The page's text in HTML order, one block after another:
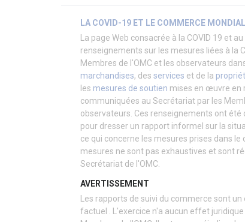
LA COVID-19 ET LE COMMERCE MONDIAL
La page Web consacrée à la COVID 19 et
renseignements sur les mesures liées à la
Membres de l'OMC et les observateurs
marchandises, des services et de la
les mesures de soutien mises en œuvre en
communiquées au Secrétariat par les
observateurs. Ces renseignements ont été
pour dresser un rapport informel sur la
ce qui concerne les mesures prises dans
mesures ne sont pas exhaustives et sont
Secrétariat de l'OMC.
AVERTISSEMENT
Les rapports de suivi du commerce sont
factuel . L'exercice n'a aucun effet